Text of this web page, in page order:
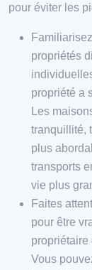
pour éviter les
propriétés
propriété a
Les
tranquillité,
plus
transports
vie plus
Faites
pour être
propriétaire
Vous